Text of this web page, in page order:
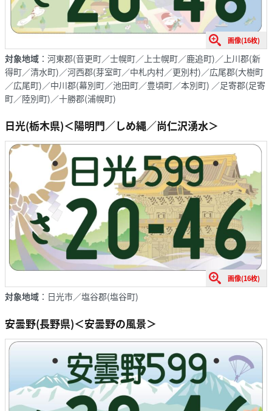
画像(16枚)
対象地域 ：河東郡(音更町／士幌町／上士幌町／鹿追町)／上川郡(新
得町／清水町)／河西郡(芽室町／中札内村／更別村)／広尾郡(大樹町
／広尾町)／中川郡(幕別町／池田町／豊頃町／本別町) ／足寄郡(足寄
町／陸別町)／十勝郡(浦幌町)
日光(栃木県)＜陽明門／しめ縄／尚仁沢湧水＞
画像(16枚)
対象地域 ：日光市／塩谷郡(塩谷町)
安曇野(長野県)＜安曇野の風景＞